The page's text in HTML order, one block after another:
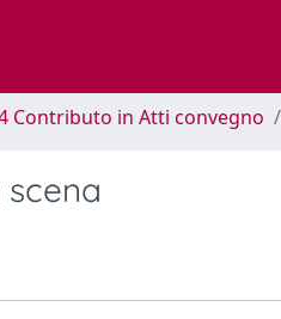
Contributo in Atti convegno